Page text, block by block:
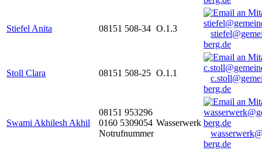
Stiefel Anita 08151 508-34 O.1.3
berg.de
Stoll Clara 08151 508-25 O.1.1
berg.de
Swami Akhilesh Akhil
08151 953296
0160 5309054
Notrufnummer
Wasserwerk
berg.de